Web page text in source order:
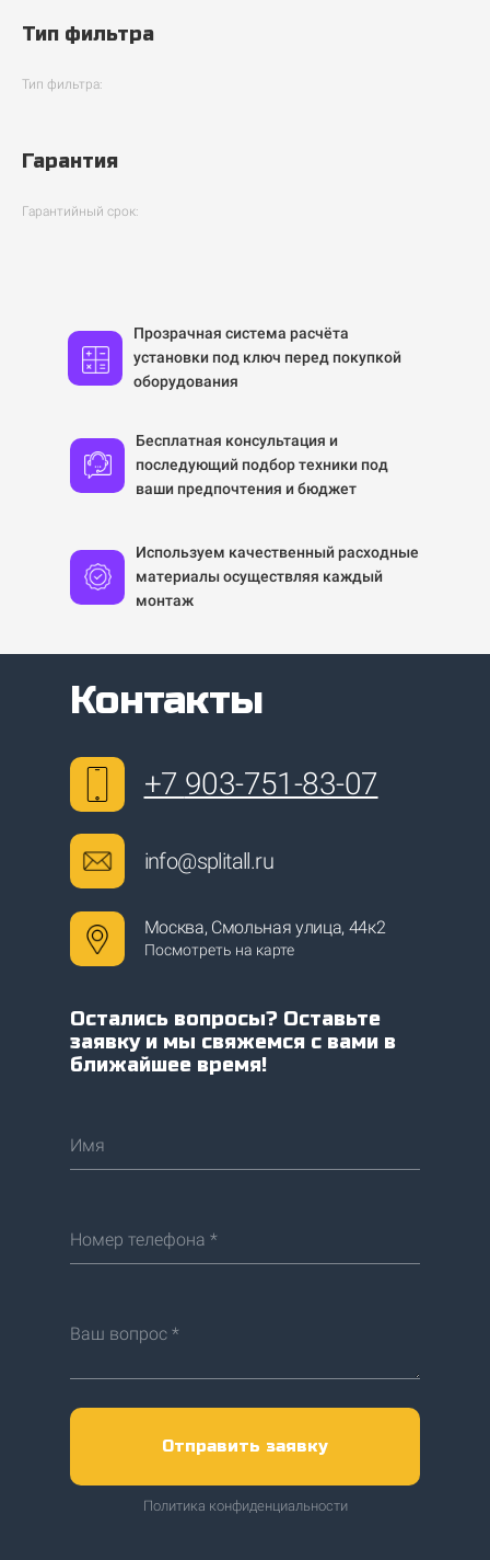
Тип фильтра
Тип фильтра:
Гарантия
Гарантийный срок:
Прозрачная система расчёта
установки под ключ перед покупкой
оборудования
Бесплатная консультация и
последующий подбор техники под
ваши предпочтения и бюджет
Используем качественный расходные
материалы осуществляя каждый
монтаж
Москва, Смольная улица, 44к2
+7 903-751-83-07
info@splitall.ru
Контакты
Остались вопросы? Оставьте
заявку и мы свяжемся с вами в
ближайшее время!
Имя
Номер телефона *
Ваш вопрос *
Отправить заявку
Политика конфиденциальности
Посмотреть на карте